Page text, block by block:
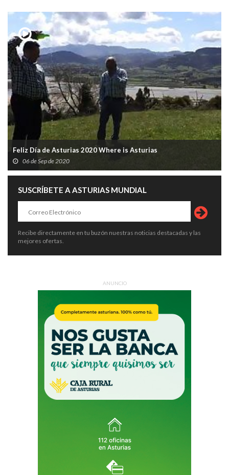
Feliz Día de Asturias 2020 Where is Asturias
06 de Sep de 2020
SUSCRÍBETE A ASTURIAS MUNDIAL
Recibe directamente en tu buzón nuestras noticias destacadas y las
mejores ofertas.
ANUNCIO